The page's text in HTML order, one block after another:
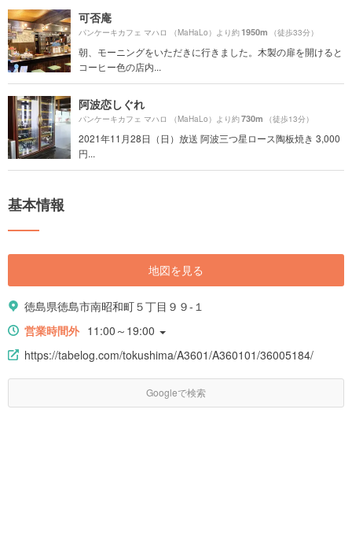
可否庵
パンケーキカフェ マハロ （MaHaLo）より約1950m （徒歩33分）
朝、モーニングをいただきに行きました。木製の扉を開けると
コーヒー色の店内...
阿波恋しぐれ
パンケーキカフェ マハロ （MaHaLo）より約730m （徒歩13分）
2021年11月28日（日）放送 阿波三つ星ロース陶板焼き 3,000
円...
基本情報
地図を見る
徳島県徳島市南昭和町５丁目９９-１
営業時間外 11:00～19:00
https://tabelog.com/tokushima/A3601/A360101/36005184/
Googleで検索